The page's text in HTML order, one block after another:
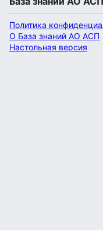
Политика
О База знаний АО АСП
Настольная версия